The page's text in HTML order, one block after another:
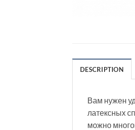
DESCRIPTION
Вам нужен
латексных
можно